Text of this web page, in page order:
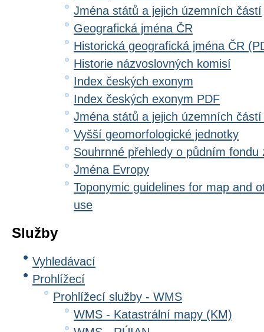
Jména států a jejich územních částí
Geografická jména ČR
Historická geografická jména ČR
Historie názvoslovných komisí
Index českých exonym
Index českých exonym PDF
Jména států a jejich územních
Vyšší geomorfologické jednotky
Souhrnné přehledy o půdním fondu
Jména Evropy
Toponymic guidelines for map and
use
Služby
Vyhledávací
Prohlížecí
Prohlížecí služby - WMS
WMS - Katastrální mapy (KM)